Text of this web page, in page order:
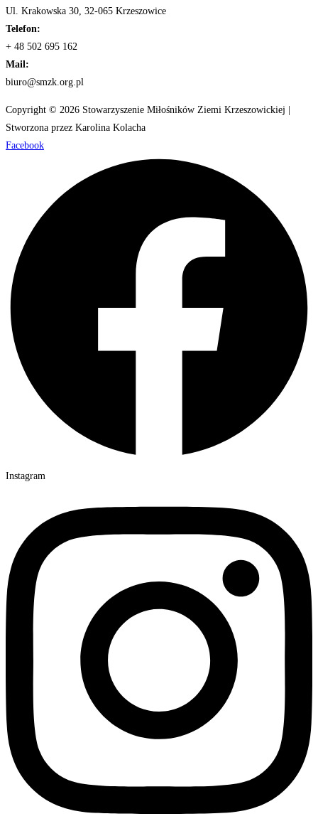
Ul. Krakowska 30, 32-065 Krzeszowice
Telefon:
+ 48 502 695 162
Mail:
biuro@smzk.org.pl
Copyright © 2026 Stowarzyszenie Miłośników Ziemi Krzeszowickiej |
Stworzona przez Karolina Kolacha
Facebook
Instagram